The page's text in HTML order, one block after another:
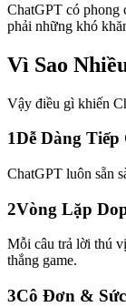
ChatGPT có phong
phải những khó
Vì Sao
Vậy điều gì khiến
1Dễ Dàng Tiếp
ChatGPT luôn sẵn
2Vòng Lặp
Mỗi câu trả lời thú
thắng game.
3Cô Đơn &